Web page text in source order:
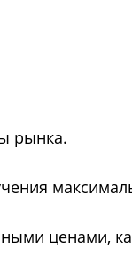
рынка.
ценами,